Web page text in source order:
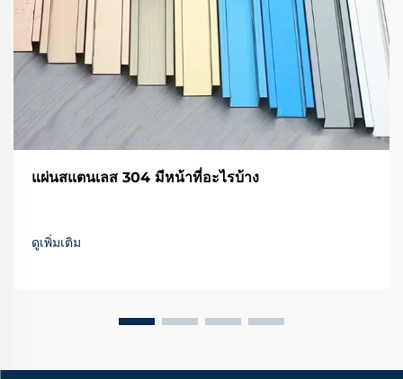
แผ่นสแตนเลส 304 มีหน้าที่อะไรบ้าง
ดูเพิ่มเติม